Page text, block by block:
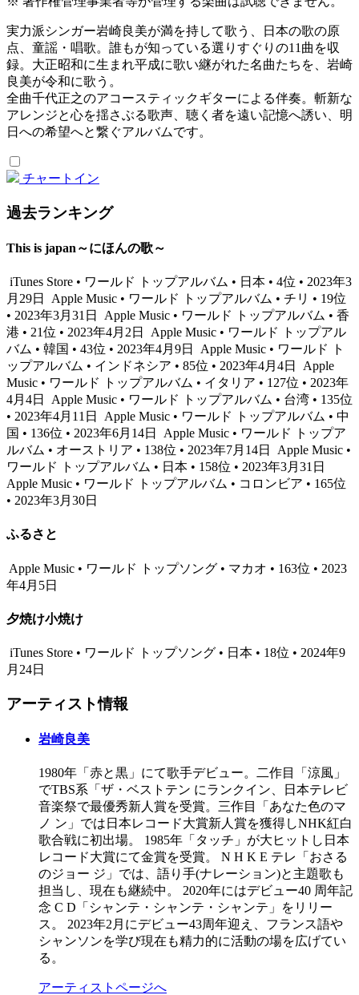
実力派シンガー岩崎良美が満を持して歌う、日本の歌の原
点、童謡・唱歌。誰もが知っている選りすぐりの11曲を収
録。大正昭和に生まれ平成に歌い継がれた名曲たちを、岩崎
良美が令和に歌う。
全曲千代正之のアコースティックギターによる伴奏。斬新な
アレンジと心を揺さぶる歌声、聴く者を遠い記憶へ誘い、明
日への希望へと繋ぐアルバムです。
チャートイン
過去ランキング
This is japan～にほんの歌～
iTunes Store • ワールド トップアルバム • 日本 • 4位 • 2023年3
月29日
Apple Music • ワールド トップアルバム • チリ • 19位
• 2023年3月31日
Apple Music • ワールド トップアルバム • 香
港 • 21位 • 2023年4月2日
Apple Music • ワールド トップアル
バム • 韓国 • 43位 • 2023年4月9日
Apple Music • ワールド ト
ップアルバム • インドネシア • 85位 • 2023年4月4日
Apple
Music • ワールド トップアルバム • イタリア • 127位 • 2023年
4月4日
Apple Music • ワールド トップアルバム • 台湾 • 135位
• 2023年4月11日
Apple Music • ワールド トップアルバム • 中
国 • 136位 • 2023年6月14日
Apple Music • ワールド トップア
ルバム • オーストリア • 138位 • 2023年7月14日
Apple Music •
ワールド トップアルバム • 日本 • 158位 • 2023年3月31日
Apple Music • ワールド トップアルバム • コロンビア • 165位
• 2023年3月30日
ふるさと
Apple Music • ワールド トップソング • マカオ • 163位 • 2023
年4月5日
夕焼け小焼け
iTunes Store • ワールド トップソング • 日本 • 18位 • 2024年9
月24日
アーティスト情報
岩崎良美
1980年「赤と黒」にて歌手デビュー。二作目「涼風」
でTBS系「ザ・ベストテン にランクイン、日本テレビ
音楽祭で最優秀新人賞を受賞。三作目「あなた色のマ
ノ ン」では日本レコード大賞新人賞を獲得しNHK紅白
歌合戦に初出場。 1985年「タッチ」が大ヒットし日本
レコード大賞にて金賞を受賞。 N H K E テレ「おさる
のジョー ジ」では、語り手(ナレーション)と主題歌も
担当し、現在も継続中。 2020年にはデビュー40 周年記
念 C D「シャンテ・シャンテ・シャンテ」をリリー
ス。 2023年2月にデビュー43周年迎え、フランス語や
シャンソンを学び現在も精力的に活動の場を広げてい
る。
アーティストページへ